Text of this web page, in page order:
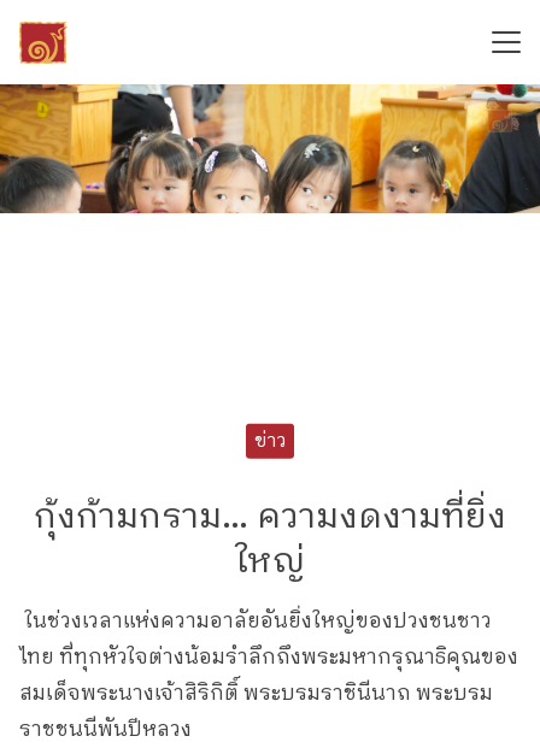
Skip
content
Search
for:
ข่าว
กุ้งก้ามกราม… ความงดงามที่ยิ่ง
ใหญ่
​ ในช่วงเวลาแห่งความอาลัยอันยิ่งใหญ่ของปวงชนชาว
ไทย ที่ทุกหัวใจต่างน้อมรำลึกถึงพระมหากรุณาธิคุณของ
สมเด็จพระนางเจ้าสิริกิติ์ พระบรมราชินีนาถ พระบรม
ราชชนนีพันปีหลวง